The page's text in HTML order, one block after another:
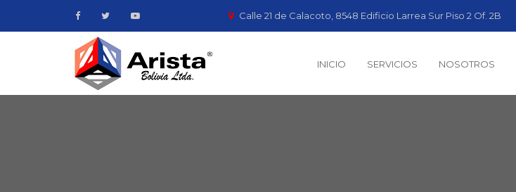
Calle 21 de Calacoto, 8548 Edificio Larrea Sur Piso 2 Of. 2B
INICIO SERVICIOS NOSOTROS